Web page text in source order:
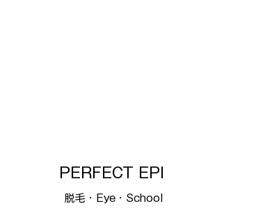
PERFECT EPI
​脱毛・Eye・School